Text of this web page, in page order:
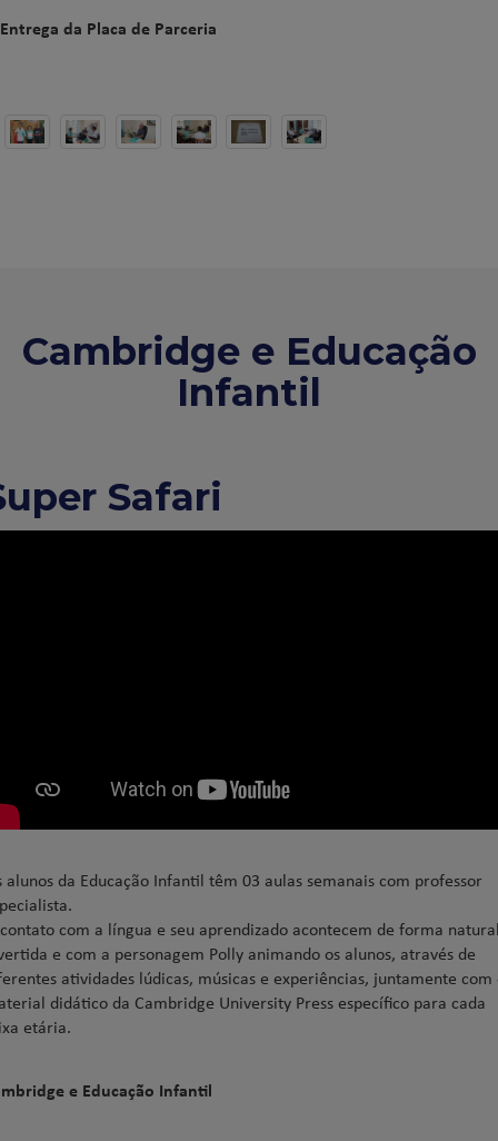
Entrega da Placa de Parceria
Cambridge e Educação
Infantil
Safari
alunos da Educação Infantil têm 03 aulas semanais com professor
com a língua e seu aprendizado acontecem de forma
e com a personagem Polly animando os alunos, através de
atividades lúdicas, músicas e experiências, juntamente com
didático da Cambridge University Press específico para cada
etária.
e Educação Infantil